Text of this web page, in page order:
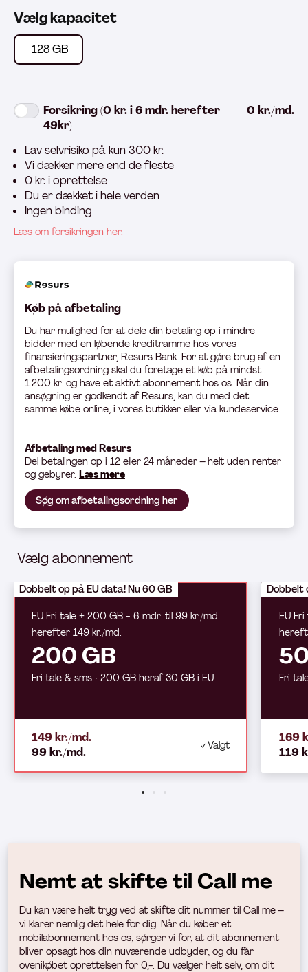
Vælg kapacitet
128 GB
Forsikring (0 kr. i 6 mdr. herefter
49kr)
0 kr./md.
Lav selvrisiko på kun 300 kr.
Vi dækker mere end de fleste
0 kr. i oprettelse
Du er dækket i hele verden
Ingen binding
Læs om forsikringen her.
Køb på afbetaling
Du har mulighed for at dele din betaling op i mindre
bidder med en løbende kreditramme hos vores
finansieringspartner, Resurs Bank. For at gøre brug af en
afbetalingsordning skal du foretage et køb på mindst
1.200 kr. og have et aktivt abonnement hos os. Når din
ansøgning er godkendt af Resurs, kan du med det
samme købe online, i vores butikker eller via kundeservice.
Afbetaling med Resurs
Del betalingen op i 12 eller 24 måneder – helt uden renter
og gebyrer. Læs mere
Søg om afbetalingsordning her
Vælg abonnement
Dobbelt op på EU data! Nu 60 GB
EU Fri tale + 200 GB - 6 mdr. til 99 kr./md
herefter 149 kr./md.
200 GB
Fri tale & sms ∙ 200 GB heraf 30 GB i EU
149 kr./md.
99 kr./md.
Valgt
Dobbelt
EU
Fri
169
119
Nemt at skifte til Call me
Du kan være helt tryg ved at skifte dit nummer til Call me –
vi klarer nemlig det hele for dig. Når du køber et
mobilabonnement hos os, sørger vi for, at dit abonnement
bliver opsagt hos din nuværende udbyder, og du får
ovenikøbet oprettelsen for 0,-. Du vælger helt selv, om dit